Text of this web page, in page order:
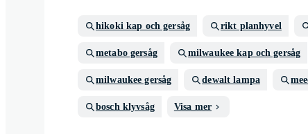
hikoki kap och gersåg rikt planhyvel
metabo gersåg milwaukee kap och gersåg
milwaukee gersåg dewalt lampa
bosch klyvsåg Visa mer